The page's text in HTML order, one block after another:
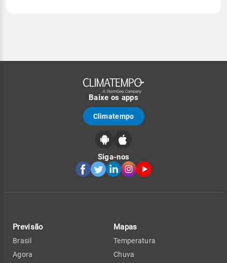
Baixe os apps
Climatempo
Siga-nos
Previsão
Brasil
Agora
Mapas
Temperatura
Chuva